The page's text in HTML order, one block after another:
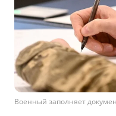
Военный заполняет